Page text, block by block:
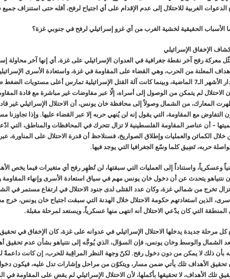
الدعوات الغربية للاحتلال إلى عدم الإقدام على أي اجتياح لرفح، أقله حتى استنزاف
الأسباب الحقيقية لخشية الغرب من أي غزو إسرائيلي لرفح في جنوبي غزة؟
الإخفاق الإسرائيلي
معركة رفح آخر نقطة جغرافية في العدوان الإسرائيلي على غزة، أي إنها آخر محاولة
المعلنة من الحرب، وهي القضاء على المقاومة في غزة، واستعادة الأسرى
مدار الأشهر الـ7 الماضية، وبينما كانت آلة القتل الإسرائيلية تمارس أعلى مستويات
الاحتلال لم يتمكن من الوصول إلى أسراه، إلّا عبر مفاوضات غير مباشرة مع قادة
المعارك، من الشمال وصولاً إلى محافظة خان يونس، أن الاحتلال الإسرائيلي غير
التفاوض مع المقاومة، التي يقول إنه لن يُنهي حربه إلا عبر القضاء عليها. وإذا تجاوزنا
– أن عناصر المقاومة الفلسطينية لا تزال تتحرك في المحافظات والمناطق، التي ادّعى
خلال الكمائن والعمليات وإطلاق الصواريخ، فسنلاحظ أن قدرة الاحتلال على المناورة،
حربه، تَضِيق كلما وسّع الجغرافيا التي يوجد فيها.
وعسكرياً، واستناداً إلى العمليات التي سبقتها، لن تُظهِر رفح أي متغيرات فيما يخص
نتنياهو يتحدث عن أن دخول خان يونس مهم في سياق استعادة الأسرى وإنهاء المقاومة
تزال تخرج من شمالي غزة، وكان عدد القتلى لدى جنود الاحتلال في ارتفاع مستمر في
الذين استعادتهم حكومة الاحتلال خلال الهدنة التي سبقت اجتياح خان يونس،
المنطقة التي كان يدّعي الاحتلال أنه انتهى منها عسكرياً، ويستعد لمرحلة مقبلة.
كل مرحلة جديدة يدخلها الاحتلال الإسرائيلي في عدوانه على غزة، كان الإخفاق في
الشمال والوسط وخان يونس، فإن السؤال، الذي يُوجَّه إلى نتنياهو بشأن عدم تحقيق
بأن ذلك لا يمكن من دون دخول رفح. لكنّ وجهة النظر المراقِبة للحرب، إن كانت داعمةً
تحقيق الأهداف تلك يأتي ضمن مسار، ويتكوّن من مراحل وإشارات تدل عليه، فيكون
تلك الأهداف، لا تحقيقها بأكملها، لأن الاحتلال الإسرائيلي لم يقضِ على المقاومة